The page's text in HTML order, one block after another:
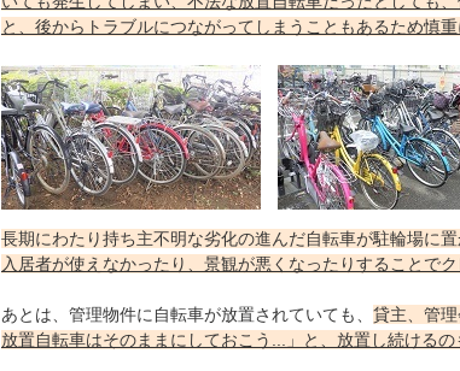
と、後からトラブルにつながってしまうこともあるため慎重
長期にわたり持ち主不明な劣化の進んだ自転車が駐輪場に置
入居者が使えなかったり、景観が悪くなったりすることで
あとは、管理物件に自転車が放置されていても、 貸主、管理
放置自転車はそのままにしておこう...」と、放置し続けるの